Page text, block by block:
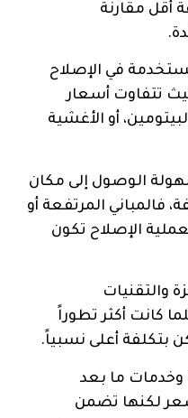
أقل مقارنة
في الإصلاح
تتفاوت أسعار
أو الأغشية
الوصول إلى مكان
فالمباني المرتفعة أو
الإصلاح تكون
والتقنيات
كانت أكثر تطوراً
بتكلفة أعلى نسبياً.
وخدمات ما بعد
لكنها تضمن